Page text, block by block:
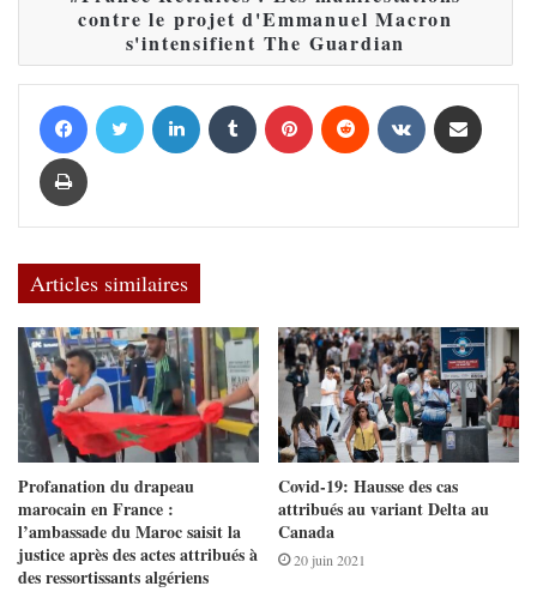
contre le projet d'Emmanuel Macron
s'intensifient The Guardian
Articles similaires
Profanation du drapeau
marocain en France :
l’ambassade du Maroc saisit la
justice après des actes attribués à
des ressortissants algériens
Covid-19: Hausse des cas
attribués au variant Delta au
Canada
20 juin 2021